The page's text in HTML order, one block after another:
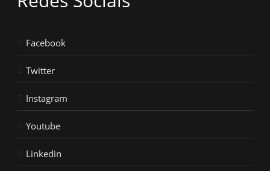
Facebook
Twitter
Instagram
Youtube
Linkedin